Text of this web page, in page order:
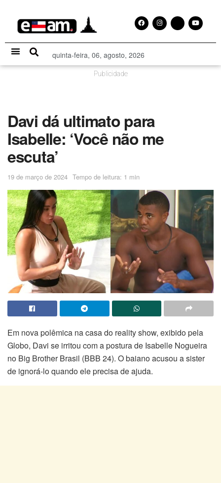
quinta-feira, 06, agosto, 2026
Publicidade
Davi dá ultimato para
Isabelle: ‘Você não me
escuta’
19 de março de 2024 Tempo de leitura: 1 min
Em nova polêmica na casa do reality show, exibido pela
Globo, Davi se irritou com a postura de Isabelle Nogueira
no Big Brother Brasil (BBB 24). O baiano acusou a sister
de ignorá-lo quando ele precisa de ajuda.